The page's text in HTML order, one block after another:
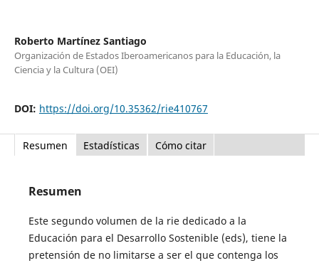
Roberto Martínez Santiago
Organización de Estados Iberoamericanos para la Educación, la
Ciencia y la Cultura (OEI)
DOI: https://doi.org/10.35362/rie410767
Resumen Estadísticas Cómo citar
Resumen
Este segundo volumen de la rie dedicado a la
Educación para el Desarrollo Sostenible (eds), tiene la
pretensión de no limitarse a ser el que contenga los